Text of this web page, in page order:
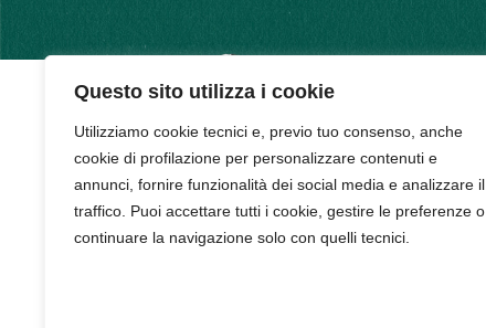
Questo sito utilizza i cookie
Utilizziamo cookie tecnici e, previo tuo consenso, anche
cookie di profilazione per personalizzare contenuti e
annunci, fornire funzionalità dei social media e analizzare il
traffico. Puoi accettare tutti i cookie, gestire le preferenze o
continuare la navigazione solo con quelli tecnici.